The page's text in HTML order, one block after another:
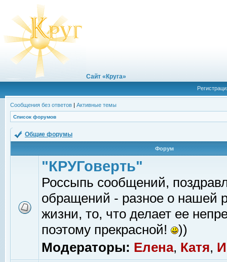
Сайт «Круга»
Сообщения без ответов | Активные темы
Список форумов
Общие форумы
Форум
"КРУГоверть"
Россыпь сообщений,
обращений - разное о нашей
жизни, то, что делает ее
поэтому прекрасной!
))
Модераторы: Елена, Катя,